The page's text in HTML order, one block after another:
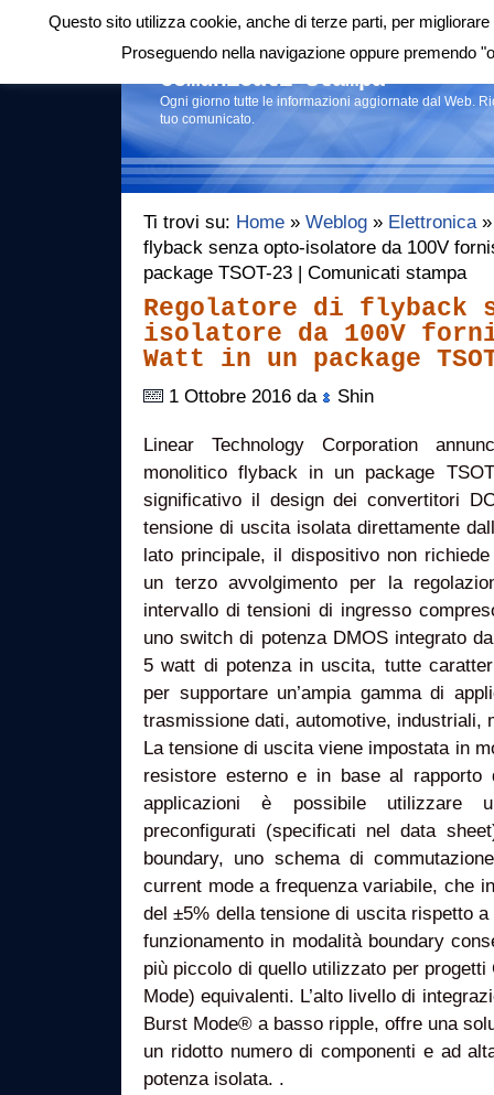
Login|RSS |
Comunicati stampa
Ogni giorno tutte le informazioni aggiornate dal Web.
tuo comunicato.
Ti trovi su: Home » Weblog » Elettronica»
flyback senza opto-isolatore da 100V
package TSOT-23 | Comunicati stampa
Regolatore di flyback
isolatore da 100V
Watt in un package
1 Ottobre 2016 da Shin
Linear Technology Corporation
monolitico flyback in un package
significativo il design dei convertitori
tensione di uscita isolata direttamente
lato principale, il dispositivo non richiede
un terzo avvolgimento per la
intervallo di tensioni di ingresso
uno switch di potenza DMOS integrato
5 watt di potenza in uscita, tutte
per supportare un’ampia gamma di
trasmissione dati, automotive, industriali,
La tensione di uscita viene impostata in
resistore esterno e in base al rapporto
applicazioni è possibile utilizzare
preconfigurati (specificati nel data
boundary, uno schema di
current mode a frequenza variabile, che
del ±5% della tensione di uscita rispetto
funzionamento in modalità boundary
più piccolo di quello utilizzato per
Mode) equivalenti. L’alto livello di
Burst Mode® a basso ripple, offre una
un ridotto numero di componenti e ad
potenza isolata. .
Questo sito utilizza cookie, anche di terze parti, per
Proseguendo nella navigazione oppure premendo